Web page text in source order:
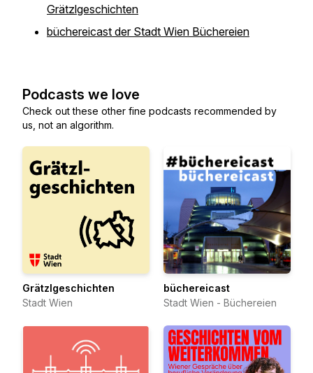
Grätzlgeschichten
büchereicast der Stadt Wien Büchereien
Podcasts we love
Check out these other fine podcasts recommended by
us, not an algorithm.
Grätzlgeschichten
Stadt Wien
büchereicast
Stadt Wien - Büchereien